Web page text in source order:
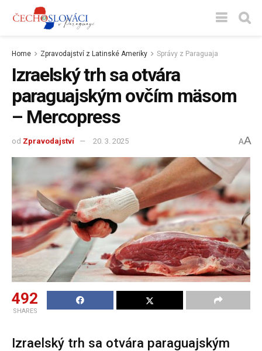
Home Zpravodajství z Latinské Ameriky Správy z Paraguaja
Izraelský trh sa otvára
paraguajským ovčím mäsom
– Mercopress
od Zpravodajství 20. 3. 2025 AA
492
SHARES
Izraelský trh sa otvára paraguajským